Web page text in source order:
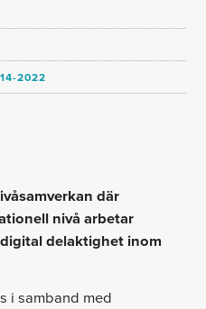
2022
där
nivå arbetar
delaktighet inom
i samband med